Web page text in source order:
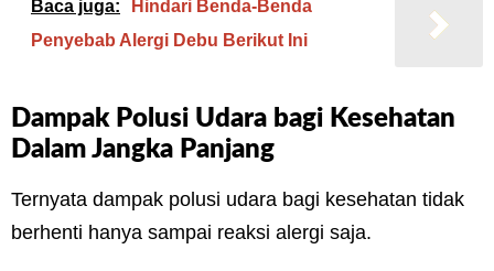
Baca juga:
Hindari Benda-Benda
Penyebab Alergi Debu Berikut Ini
Dampak Polusi Udara bagi Kesehatan
Dalam Jangka Panjang
Ternyata dampak polusi udara bagi kesehatan tidak
berhenti hanya sampai reaksi alergi saja.